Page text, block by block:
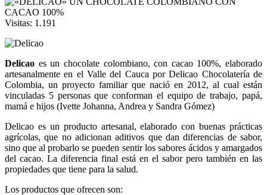
Visitas: 1.191
Delicao es un chocolate colombiano, con cacao 100%, elaborado
artesanalmente en el Valle del Cauca por Delicao Chocolatería de
Colombia, un proyecto familiar que nació en 2012, al cual están
vinculadas 5 personas que conforman el equipo de trabajo, papá,
mamá e hijos (Ivette Johanna, Andrea y Sandra Gómez)
Delicao es un producto artesanal, elaborado con buenas prácticas
agrícolas, que no adicionan aditivos que dan diferencias de sabor,
sino que al probarlo se pueden sentir los sabores ácidos y amargados
del cacao. La diferencia final está en el sabor pero también en las
propiedades que tiene para la salud.
Los productos que ofrecen son: